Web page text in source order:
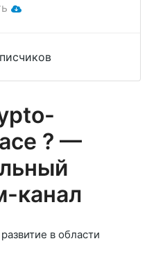
? —
канал
в области